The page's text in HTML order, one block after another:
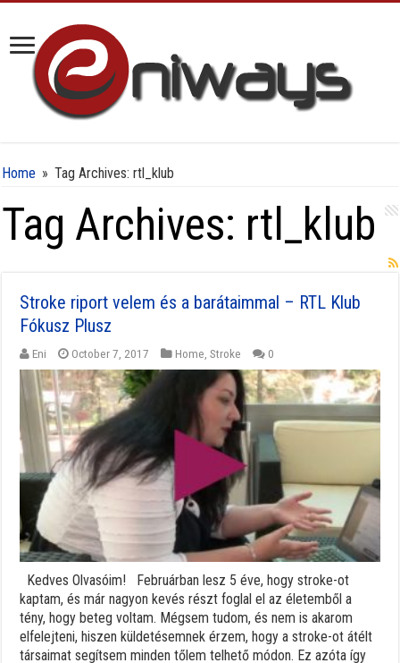
Home » Tag Archives: rtl_klub
Tag Archives: rtl_klub
Stroke riport velem és a barátaimmal – RTL Klub
Fókusz Plusz
Eni October 7, 2017 Home ,Stroke 0
Kedves Olvasóim! Februárban lesz 5 éve, hogy stroke-ot
kaptam, és már nagyon kevés részt foglal el az életemből a
tény, hogy beteg voltam. Mégsem tudom, és nem is akarom
elfelejteni, hiszen küldetésemnek érzem, hogy a stroke-ot átélt
társaimat segítsem minden tőlem telhető módon. Ez azóta így